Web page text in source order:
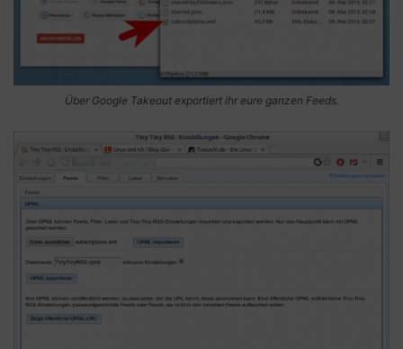
Über Google Takeout exportiert ihr eure ganzen Feeds.